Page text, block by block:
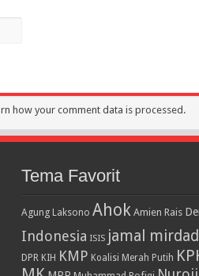
how your comment data is processed.
Tema Favorit
Agung Laksono Ahok Amien Rais
Indonesia ISIS jamal mirdad
DPR KIH KMP Koalisi Merah Putih